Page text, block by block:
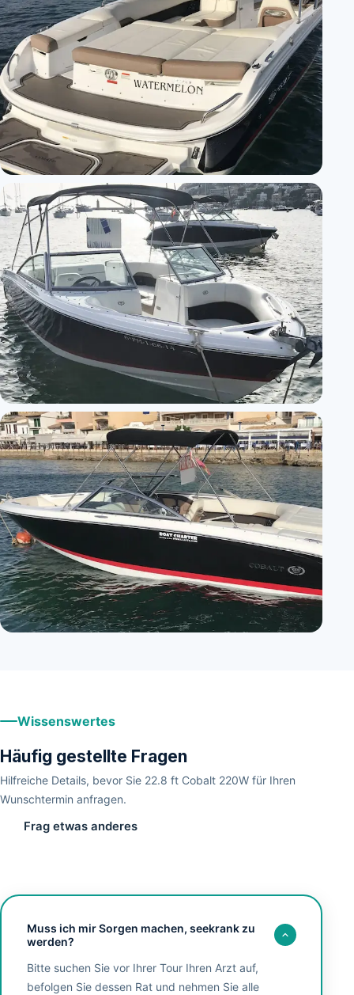
Wissenswertes
Häufig gestellte Fragen
Hilfreiche Details, bevor Sie 22.8 ft Cobalt 220W für Ihren
Wunschtermin anfragen.
Frag etwas anderes
Muss ich mir Sorgen machen, seekrank zu
werden?
Bitte suchen Sie vor Ihrer Tour Ihren Arzt auf,
befolgen Sie dessen Rat und nehmen Sie alle